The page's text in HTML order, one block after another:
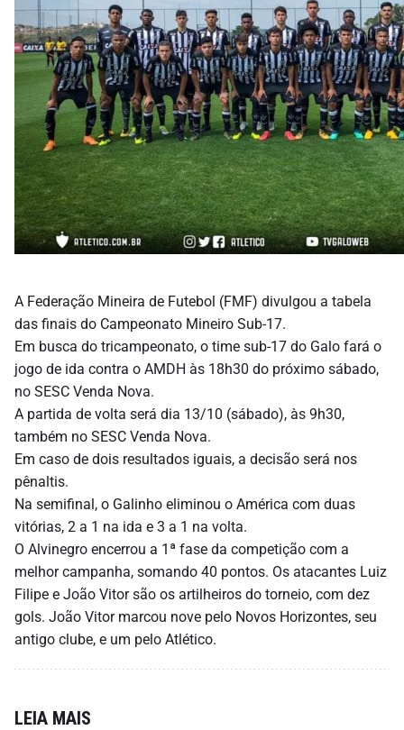
A Federação Mineira de Futebol (FMF) divulgou a tabela
das finais do Campeonato Mineiro Sub-17.
Em busca do tricampeonato, o time sub-17 do Galo fará o
jogo de ida contra o AMDH às 18h30 do próximo sábado,
no SESC Venda Nova.
A partida de volta será dia 13/10 (sábado), às 9h30,
também no SESC Venda Nova.
Em caso de dois resultados iguais, a decisão será nos
pênaltis.
Na semifinal, o Galinho eliminou o América com duas
vitórias, 2 a 1 na ida e 3 a 1 na volta.
O Alvinegro encerrou a 1ª fase da competição com a
melhor campanha, somando 40 pontos. Os atacantes Luiz
Filipe e João Vitor são os artilheiros do torneio, com dez
gols. João Vitor marcou nove pelo Novos Horizontes, seu
antigo clube, e um pelo Atlético.
LEIA MAIS